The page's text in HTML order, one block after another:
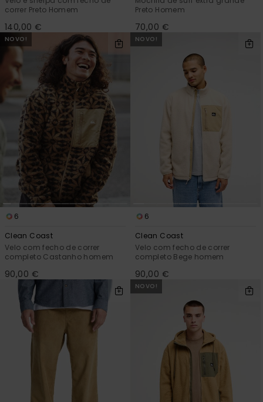
correr Preto Homem
140,00 €
Preto Homem
70,00 €
NOVO!
6
Clean Coast
Velo com fecho de correr
completo Castanho homem
90,00 €
NOVO!
6
Clean Coast
Velo com fecho de correr
completo Bege homem
90,00 €
NOVO!